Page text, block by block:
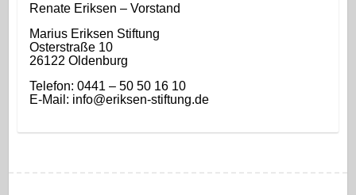
Renate Eriksen – Vorstand
Marius Eriksen Stiftung
Osterstraße 10
26122 Oldenburg
Telefon: 0441 – 50 50 16 10
E-Mail: info@eriksen-stiftung.de